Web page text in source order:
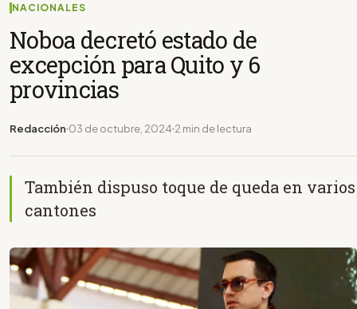
NACIONALES
Noboa decretó estado de
excepción para Quito y 6
provincias
Redacción 03 de octubre, 2024 2 min de lectura
También dispuso toque de queda en varios
cantones